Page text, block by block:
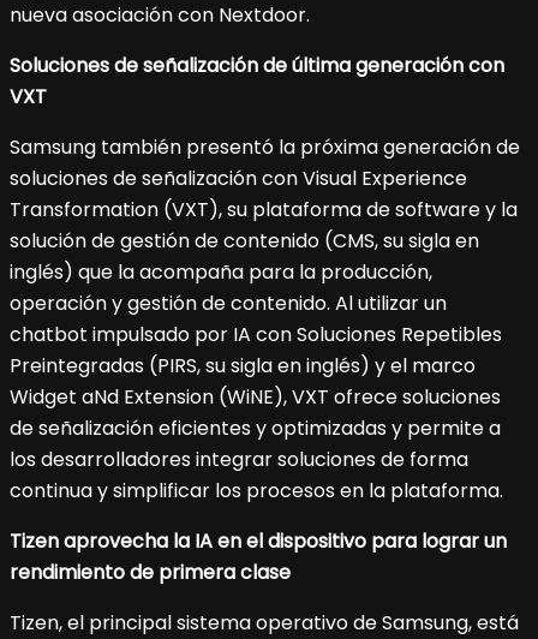
nueva asociación con Nextdoor.
Soluciones de señalización de última generación con
VXT
Samsung también presentó la próxima generación de
soluciones de señalización con Visual Experience
Transformation (VXT), su plataforma de software y la
solución de gestión de contenido (CMS, su sigla en
inglés) que la acompaña para la producción,
operación y gestión de contenido. Al utilizar un
chatbot impulsado por IA con Soluciones Repetibles
Preintegradas (PIRS, su sigla en inglés) y el marco
Widget aNd Extension (WiNE), VXT ofrece soluciones
de señalización eficientes y optimizadas y permite a
los desarrolladores integrar soluciones de forma
continua y simplificar los procesos en la plataforma.
Tizen aprovecha la IA en el dispositivo para lograr un
rendimiento de primera clase
Tizen, el principal sistema operativo de Samsung, está